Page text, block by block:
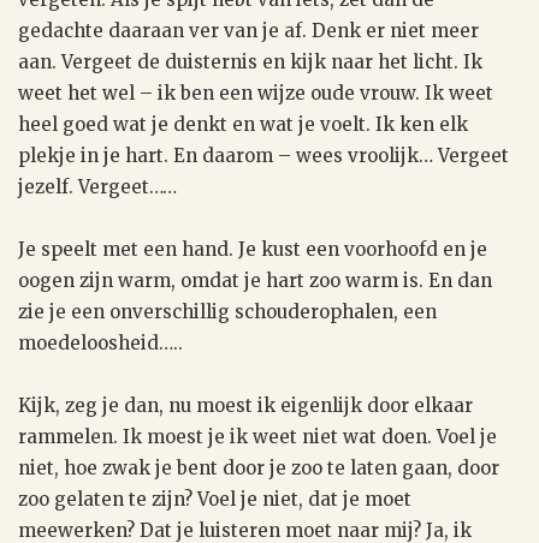
gedachte daaraan ver van je af. Denk er niet meer
aan. Vergeet de duisternis en kijk naar het licht. Ik
weet het wel – ik ben een wijze oude vrouw. Ik weet
heel goed wat je denkt en wat je voelt. Ik ken elk
plekje in je hart. En daarom – wees vroolijk… Vergeet
jezelf. Vergeet……
Je speelt met een hand. Je kust een voorhoofd en je
oogen zijn warm, omdat je hart zoo warm is. En dan
zie je een onverschillig schouderophalen, een
moedeloosheid…..
Kijk, zeg je dan, nu moest ik eigenlijk door elkaar
rammelen. Ik moest je ik weet niet wat doen. Voel je
niet, hoe zwak je bent door je zoo te laten gaan, door
zoo gelaten te zijn? Voel je niet, dat je moet
meewerken? Dat je luisteren moet naar mij? Ja, ik